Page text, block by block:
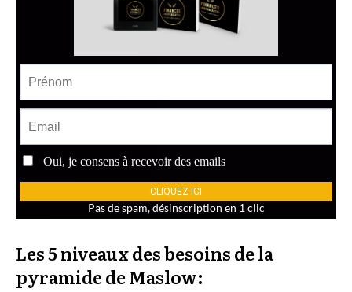
Les 5 niveaux des besoins de la
pyramide de Maslow: